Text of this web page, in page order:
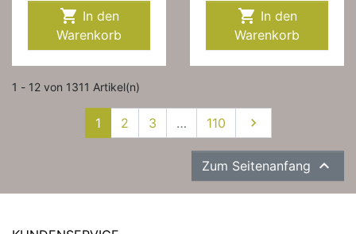

Warenkorb

Warenkorb
1 - 12 von 1311 Artikel(n)
1 2 3 … 110 Weiter

Zum Seitenanfang 